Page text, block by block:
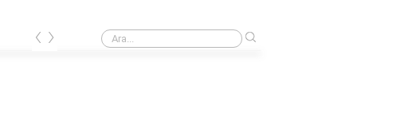
Buz lazer öncesi duş alınır mı?
‹ ›